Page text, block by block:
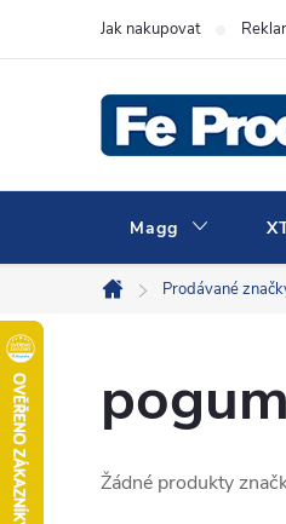
Jak nakupovat
Magg
Domů
Prodávané
Žádné produkty